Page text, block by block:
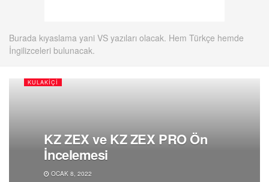
Burada kıyaslama yani VS yazıları olacak. Hem Türkçe hemde
İngilizceleri bulunacak.
KULAKIÇI
KZ ZEX ve KZ ZEX PRO Ön
İncelemesi
OCAK 8, 2022